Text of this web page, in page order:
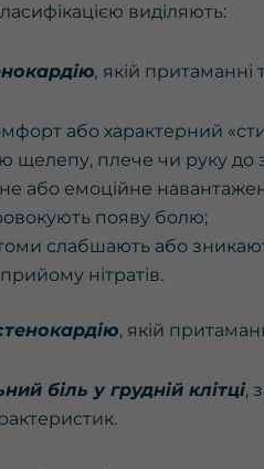
виділяють:
, якій притаманні
або характерний
щелепу, плече чи руку до
або емоційне
появу болю;
слабшають або
нітратів.
, якій
біль у грудній клітці,